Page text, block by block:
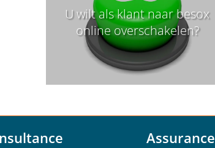
U wilt als klant naar besox
online overschakelen?
Assurance